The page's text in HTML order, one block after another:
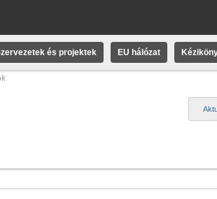
és projektek EU hálózat